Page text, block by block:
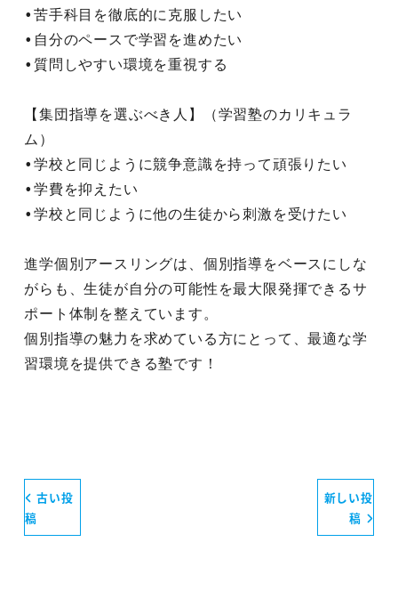
•苦手科目を徹底的に克服したい
•自分のペースで学習を進めたい
•質問しやすい環境を重視する
【集団指導を選ぶべき人】（学習塾のカリキュラ
ム）
•学校と同じように競争意識を持って頑張りたい
•学費を抑えたい
•学校と同じように他の生徒から刺激を受けたい
進学個別アースリングは、個別指導をベースにしな
がらも、生徒が自分の可能性を最大限発揮できるサ
ポート体制を整えています。
個別指導の魅力を求めている方にとって、最適な学
習環境を提供できる塾です！
古い投
稿
新しい投
稿